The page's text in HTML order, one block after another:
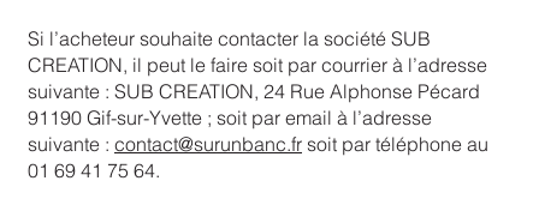
Si l’acheteur souhaite contacter la société SUB
CREATION, il peut le faire soit par courrier à l’adresse
suivante : SUB CREATION, 24 Rue Alphonse Pécard
91190 Gif-sur-Yvette ; soit par email à l’adresse
suivante : contact@surunbanc.fr soit par téléphone au
01 69 41 75 64.